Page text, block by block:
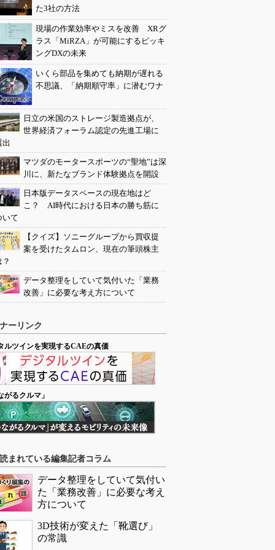
た3社の方法
現場の作業効率やミスを改善 XRグ
ラス「MiRZA」が可能にするピッキ
ングDXの未来
いくら部品を集めても納期が遅れる
不思議、「納期順守率」に潜むワナ
日立の米国のストレージ製造拠点が、
世界経済フォーラム認定の先進工場に
出
マツダのモータースポーツの“聖地”は深
川に、新たなブランド体験拠点を開設
日本版データスペースの現在地はど
こ？ AI時代における日本の勝ち筋に
いて
【クイズ】ソニーグループから買収提
案を受けたタムロン、現在の筆頭株主
？
データ整理をしていて気付いた「業務
改善」に必要な考え方について
ーリンク
ルツインを実現するCAEの真価
がるクルマ」
まれている編集記者コラム
データ整理をしていて気付い
た「業務改善」に必要な考え
方について
3D技術が変えた「靴選び」
の常識